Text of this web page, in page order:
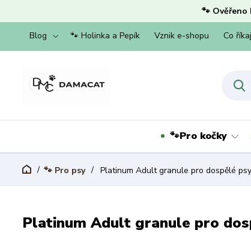
🐾 Ověřeno
Blog 🐾 Holinka a Pepík Vznik e-shopu Co
🐾Pro kočky
🐾 Pro psy Platinum Adult granule pro dospělé
Platinum Adult granule pro